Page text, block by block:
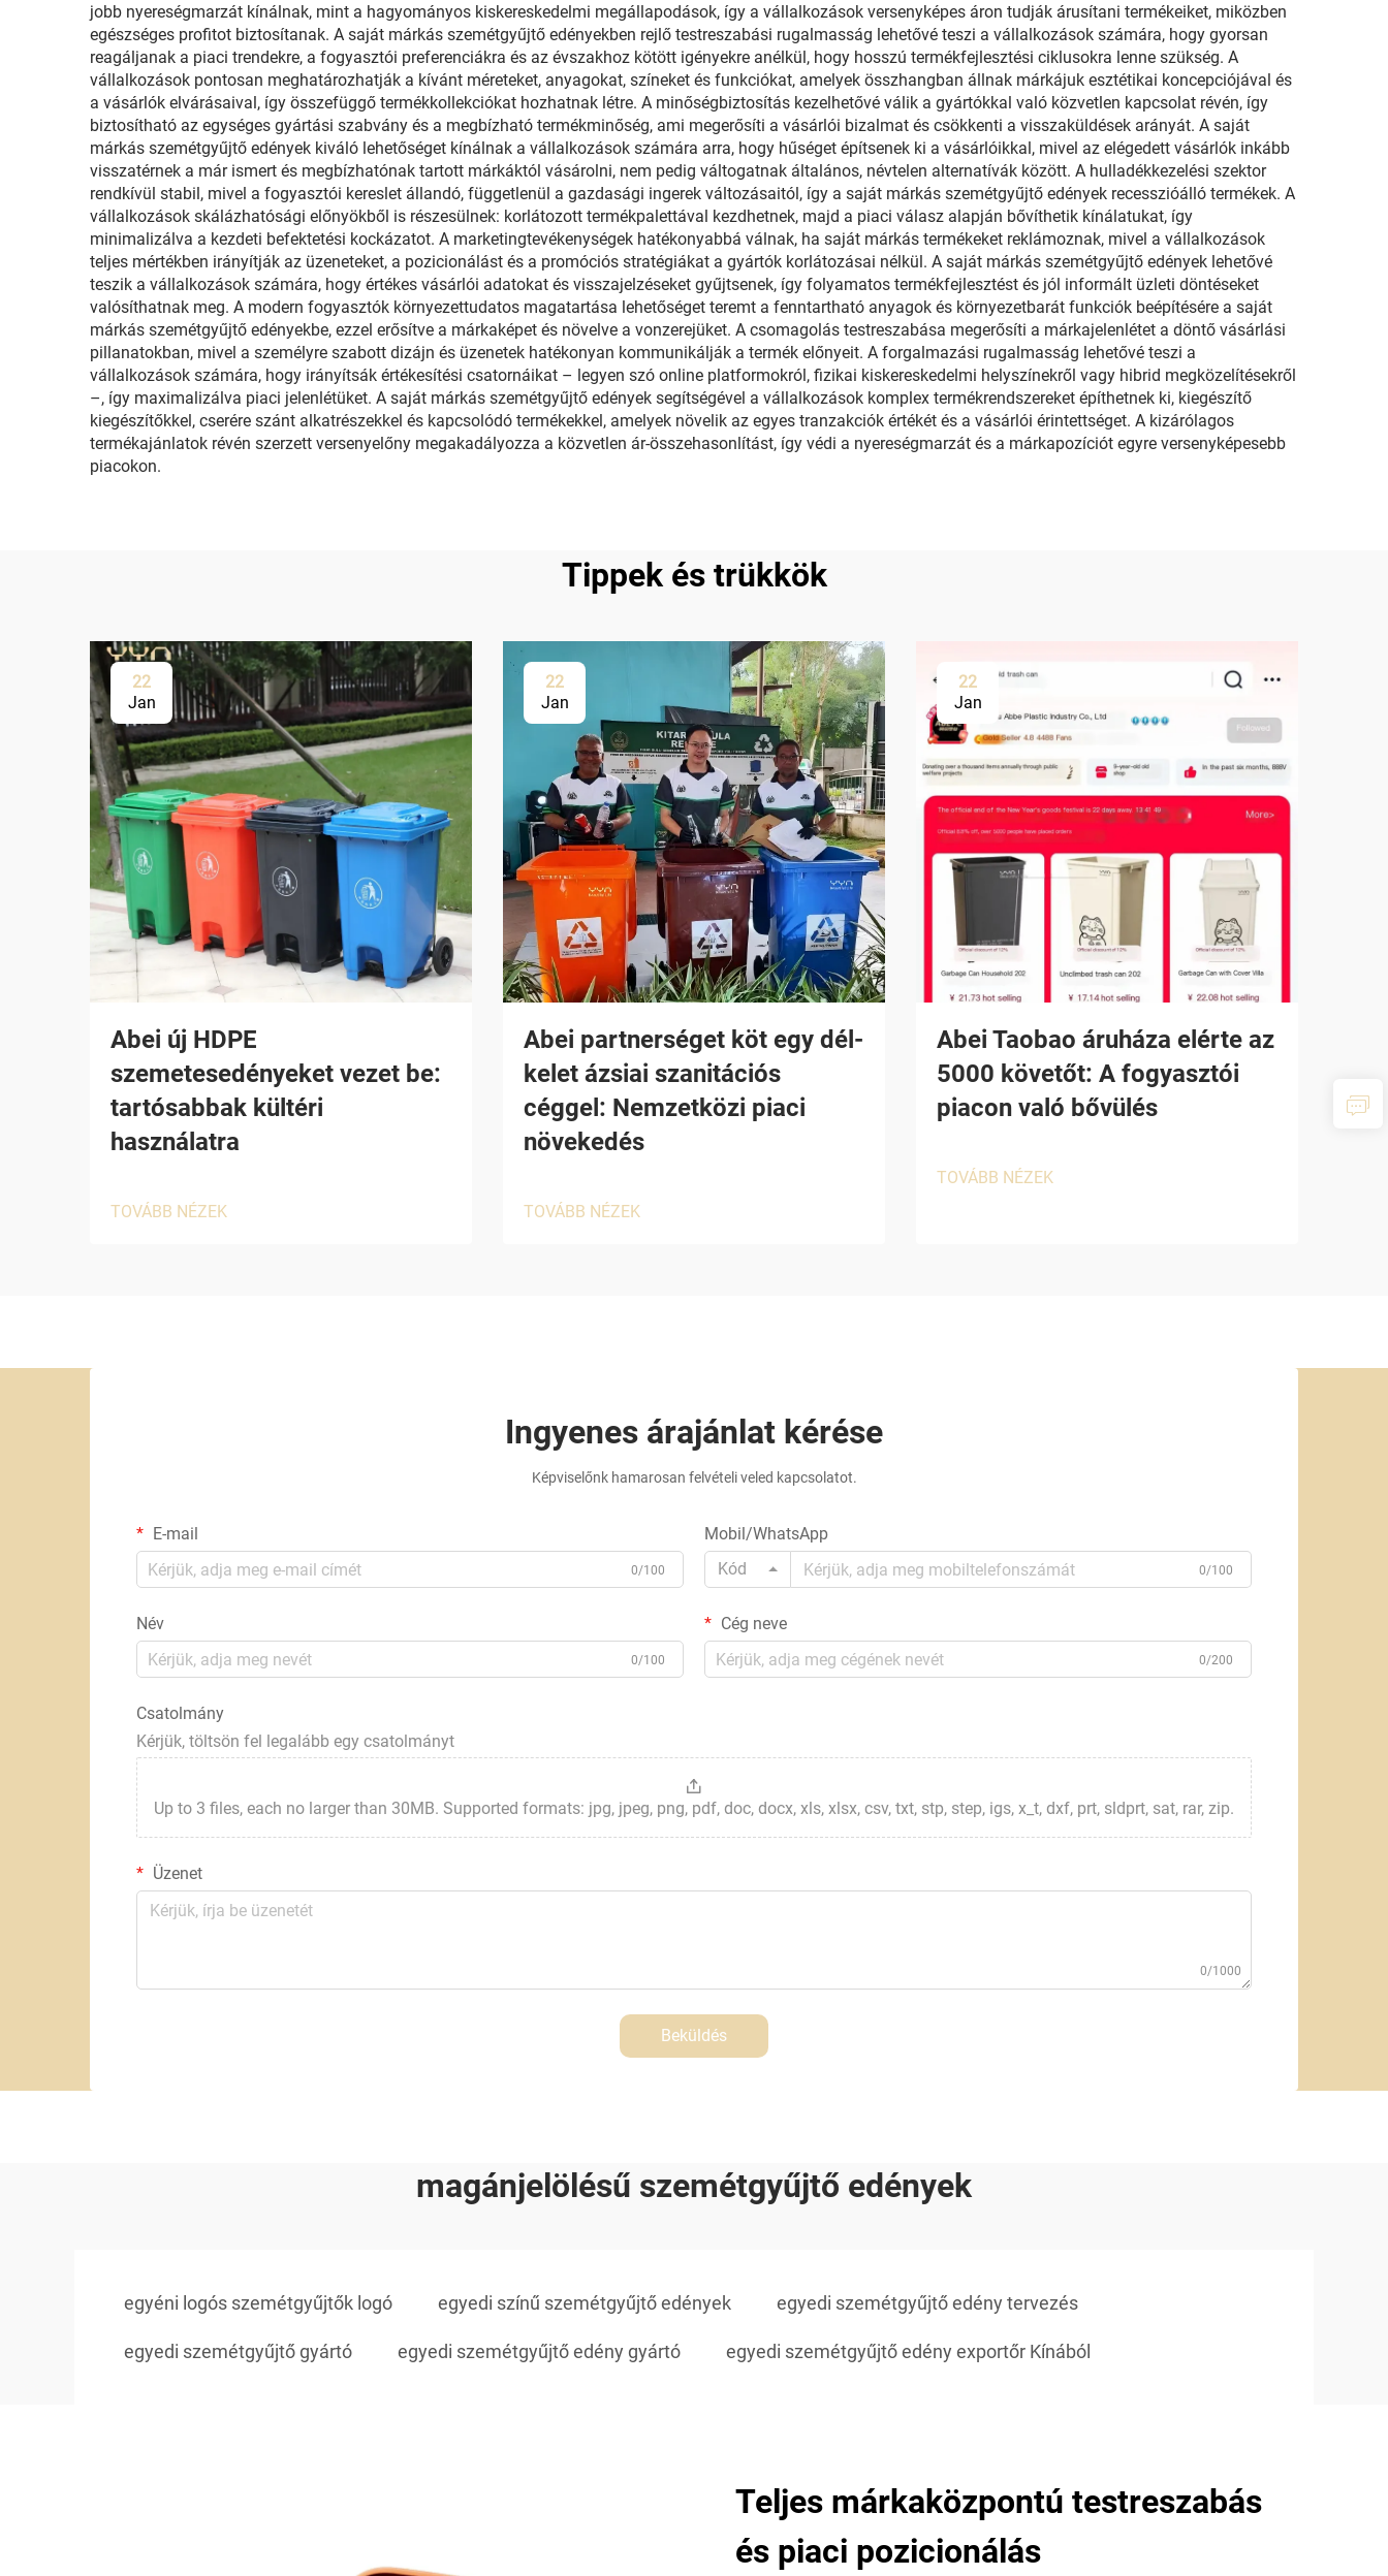
jobb nyereségmarzát kínálnak, mint a hagyományos kiskereskedelmi megállapodások, így a vállalkozások versenyképes áron tudják árusítani termékeiket, miközben
egészséges profitot biztosítanak. A saját márkás szemétgyűjtő edényekben rejlő testreszabási rugalmasság lehetővé teszi a vállalkozások számára, hogy gyorsan
reagáljanak a piaci trendekre, a fogyasztói preferenciákra és az évszakhoz kötött igényekre anélkül, hogy hosszú termékfejlesztési ciklusokra lenne szükség. A
vállalkozások pontosan meghatározhatják a kívánt méreteket, anyagokat, színeket és funkciókat, amelyek összhangban állnak márkájuk esztétikai koncepciójával és
a vásárlók elvárásaival, így összefüggő termékkollekciókat hozhatnak létre. A minőségbiztosítás kezelhetővé válik a gyártókkal való közvetlen kapcsolat révén, így
biztosítható az egységes gyártási szabvány és a megbízható termékminőség, ami megerősíti a vásárlói bizalmat és csökkenti a visszaküldések arányát. A saját
márkás szemétgyűjtő edények kiváló lehetőséget kínálnak a vállalkozások számára arra, hogy hűséget építsenek ki a vásárlóikkal, mivel az elégedett vásárlók inkább
visszatérnek a már ismert és megbízhatónak tartott márkáktól vásárolni, nem pedig váltogatnak általános, névtelen alternatívák között. A hulladékkezelési szektor
rendkívül stabil, mivel a fogyasztói kereslet állandó, függetlenül a gazdasági ingerek változásaitól, így a saját márkás szemétgyűjtő edények recesszióálló termékek. A
vállalkozások skálázhatósági előnyökből is részesülnek: korlátozott termékpalettával kezdhetnek, majd a piaci válasz alapján bővíthetik kínálatukat, így
minimalizálva a kezdeti befektetési kockázatot. A marketingtevékenységek hatékonyabbá válnak, ha saját márkás termékeket reklámoznak, mivel a vállalkozások
teljes mértékben irányítják az üzeneteket, a pozicionálást és a promóciós stratégiákat a gyártók korlátozásai nélkül. A saját márkás szemétgyűjtő edények lehetővé
teszik a vállalkozások számára, hogy értékes vásárlói adatokat és visszajelzéseket gyűjtsenek, így folyamatos termékfejlesztést és jól informált üzleti döntéseket
valósíthatnak meg. A modern fogyasztók környezettudatos magatartása lehetőséget teremt a fenntartható anyagok és környezetbarát funkciók beépítésére a saját
márkás szemétgyűjtő edényekbe, ezzel erősítve a márkaképet és növelve a vonzerejüket. A csomagolás testreszabása megerősíti a márkajelenlétet a döntő vásárlási
pillanatokban, mivel a személyre szabott dizájn és üzenetek hatékonyan kommunikálják a termék előnyeit. A forgalmazási rugalmasság lehetővé teszi a
vállalkozások számára, hogy irányítsák értékesítési csatornáikat – legyen szó online platformokról, fizikai kiskereskedelmi helyszínekről vagy hibrid megközelítésekről
–, így maximalizálva piaci jelenlétüket. A saját márkás szemétgyűjtő edények segítségével a vállalkozások komplex termékrendszereket építhetnek ki, kiegészítő
kiegészítőkkel, cserére szánt alkatrészekkel és kapcsolódó termékekkel, amelyek növelik az egyes tranzakciók értékét és a vásárlói érintettséget. A kizárólagos
termékajánlatok révén szerzett versenyelőny megakadályozza a közvetlen ár-összehasonlítást, így védi a nyereségmarzát és a márkapozíciót egyre versenyképesebb
piacokon.
Tippek és trükkök
22
Jan
Abei új HDPE
szemetesedényeket vezet be:
tartósabbak kültéri
használatra
TOVÁBB NÉZEK
22
Jan
Abei partnerséget köt egy dél-
kelet ázsiai szanitációs
céggel: Nemzetközi piaci
növekedés
TOVÁBB NÉZEK
22
Jan
Abei Taobao áruháza elérte az
5000 követőt: A fogyasztói
piacon való bővülés
TOVÁBB NÉZEK
Ingyenes árajánlat kérése
Képviselőnk hamarosan felvételi veled kapcsolatot.
E-mail
0/100
Mobil/WhatsApp
Kód
0/100
Név
0/100
Cég neve
0/200
Csatolmány
Kérjük, töltsön fel legalább egy csatolmányt
Up to 3 files, each no larger than 30MB. Supported formats: jpg, jpeg, png, pdf, doc, docx, xls, xlsx, csv, txt, stp, step, igs, x_t, dxf, prt, sldprt, sat, rar, zip.
Üzenet
0/1000
Beküldés
magánjelölésű szemétgyűjtő edények
egyéni logós szemétgyűjtők logó egyedi színű szemétgyűjtő edények egyedi szemétgyűjtő edény tervezés
egyedi szemétgyűjtő gyártó egyedi szemétgyűjtő edény gyártó egyedi szemétgyűjtő edény exportőr Kínából
Teljes márkaközpontú testreszabás
és piaci pozicionálás